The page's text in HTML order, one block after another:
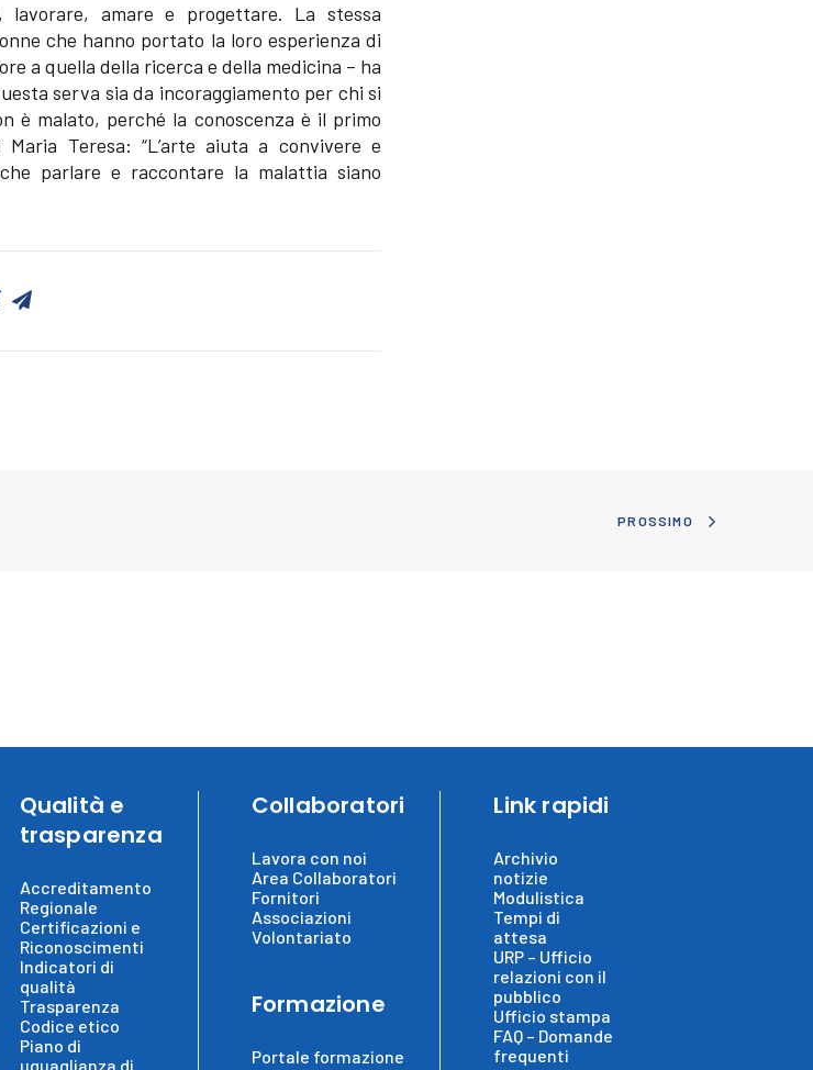
lavorare, amare e progettare. La stessa
che hanno portato la loro esperienza di
a quella della ricerca e della medicina – ha
serva sia da incoraggiamento per chi si
è malato, perché la conoscenza è il primo
Teresa: “L’arte aiuta a convivere e
parlare e raccontare la malattia siano
PROSSIMO
Qualità e
trasparenza
Accreditamento
Regionale
Certificazioni e
Riconoscimenti
Indicatori di
qualità
Trasparenza
Codice etico
Piano di
uguaglianza di
Collaboratori
Lavora con noi
Area Collaboratori
Fornitori
Associazioni
Volontariato
Formazione
Portale formazione
Link rapidi
Archivio
notizie
Modulistica
Tempi di
attesa
URP – Ufficio
relazioni con il
pubblico
Ufficio stampa
FAQ – Domande
frequenti